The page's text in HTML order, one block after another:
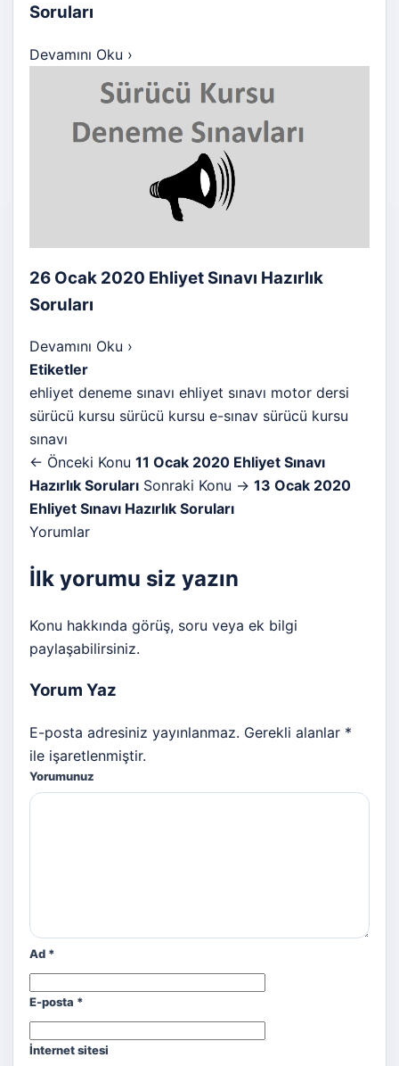
Soruları
Devamını Oku ›
26 Ocak 2020 Ehliyet Sınavı Hazırlık
Soruları
Devamını Oku ›
Etiketler
ehliyet deneme sınavı ehliyet sınavı motor dersi
sürücü kursu sürücü kursu e-sınav sürücü kursu
sınavı
← Önceki Konu 11 Ocak 2020 Ehliyet Sınavı
Hazırlık Soruları Sonraki Konu → 13 Ocak 2020
Ehliyet Sınavı Hazırlık Soruları
Yorumlar
İlk yorumu siz yazın
Konu hakkında görüş, soru veya ek bilgi
paylaşabilirsiniz.
Yorum Yaz
E-posta adresiniz yayınlanmaz. Gerekli alanlar *
ile işaretlenmiştir.
Yorumunuz
Ad *
E-posta *
İnternet sitesi